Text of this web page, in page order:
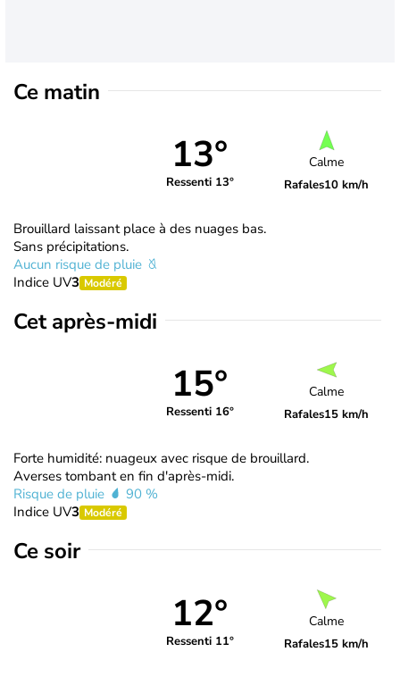
Ce matin
13°
Ressenti 13°
Calme
Rafales10 km/h
Brouillard laissant place à des nuages bas.
Sans précipitations.
Aucun risque de pluie
Indice UV3 Modéré
Cet après-midi
15°
Ressenti 16°
Calme
Rafales15 km/h
Forte humidité: nuageux avec risque de brouillard.
Averses tombant en fin d'après-midi.
Risque de pluie
90 %
Indice UV3 Modéré
Ce soir
12°
Ressenti 11°
Calme
Rafales15 km/h